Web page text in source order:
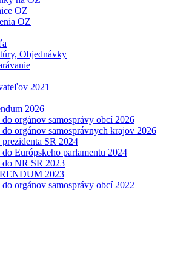
OZ
OZ
Objednávky
2021
2026
orgánov samosprávy obcí 2026
orgánov samosprávnych krajov 2026
SR 2024
Európskeho parlamentu 2024
NR SR 2023
2023
orgánov samosprávy obcí 2022